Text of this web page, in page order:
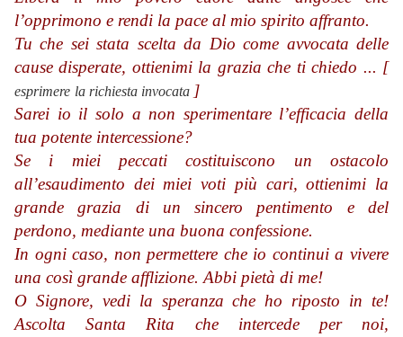
l’opprimono e rendi la pace al mio spirito affranto.
Tu che sei stata scelta da Dio come avvocata delle
cause disperate, ottienimi la grazia che ti chiedo ... [
esprimere la richiesta invocata ]
Sarei io il solo a non sperimentare l’efficacia della
tua potente intercessione?
Se i miei peccati costituiscono un ostacolo
all’esaudimento dei miei voti più cari, ottienimi la
grande grazia di un sincero pentimento e del
perdono, mediante una buona confessione.
In ogni caso, non permettere che io continui a vivere
una così grande afflizione. Abbi pietà di me!
O Signore, vedi la speranza che ho riposto in te!
Ascolta Santa Rita che intercede per noi,